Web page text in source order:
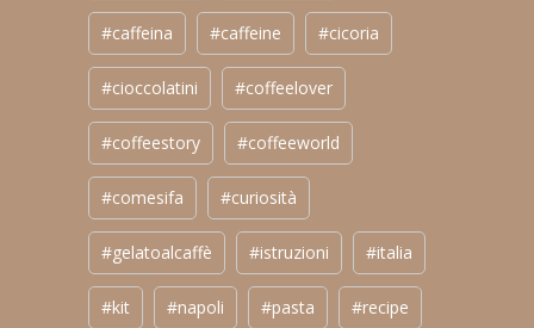
#caffeina #caffeine #cicoria
#cioccolatini #coffeelover
#coffeestory #coffeeworld
#comesifa #curiosità
#gelatoalcaffè #istruzioni #italia
#kit #napoli #pasta #recipe